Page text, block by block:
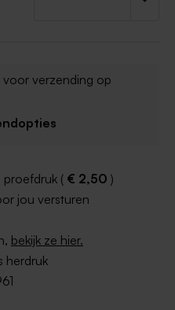
voor verzending op
proefdruk ( € 2,50 )
jou versturen
bekijk ze hier.
herdruk